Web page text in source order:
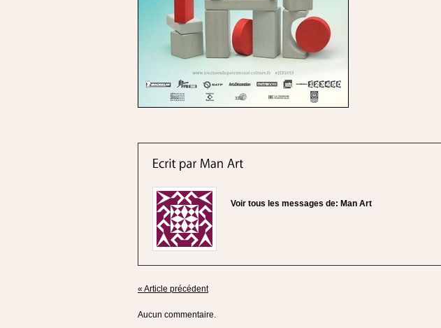
Voir tous les messages de: Man Art
« Article précédent
Aucun commentaire.